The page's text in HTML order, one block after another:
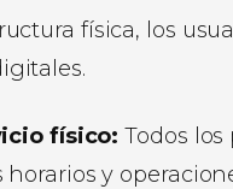
física, los
físico: Todos
y